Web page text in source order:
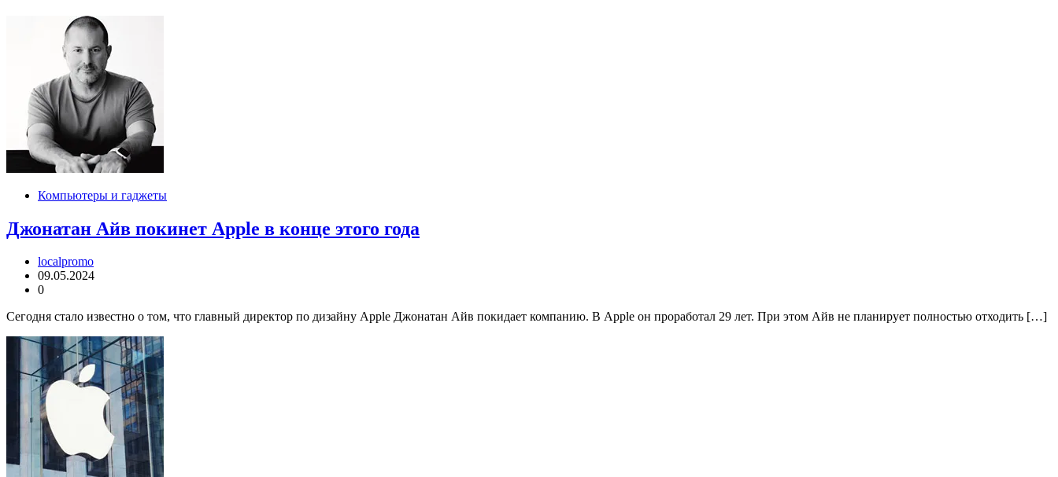
Компьютеры и гаджеты
Джонатан Айв покинет Apple в конце этого года
localpromo
09.05.2024
0
Сегодня стало известно о том, что главный директор по дизайну Apple Джонатан Айв покидает компанию. В Apple он проработал 29 лет. При этом Айв не планирует полностью отходить […]